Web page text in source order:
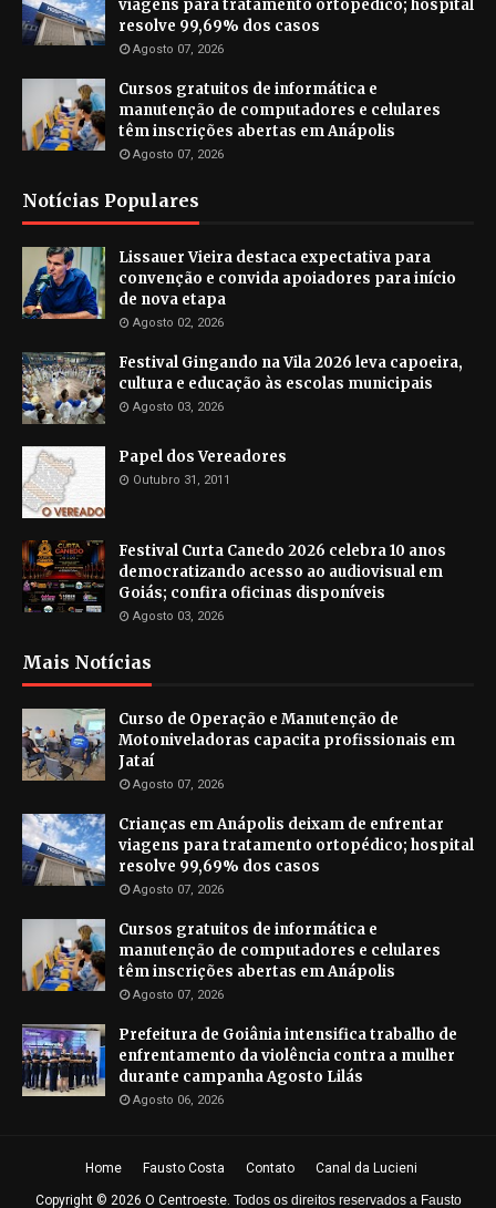
viagens para tratamento ortopédico; hospital
resolve 99,69% dos casos
Agosto 07, 2026
Cursos gratuitos de informática e
manutenção de computadores e celulares
têm inscrições abertas em Anápolis
Agosto 07, 2026
Notícias Populares
Lissauer Vieira destaca expectativa para
convenção e convida apoiadores para início
de nova etapa
Agosto 02, 2026
Festival Gingando na Vila 2026 leva capoeira,
cultura e educação às escolas municipais
Agosto 03, 2026
Papel dos Vereadores
Outubro 31, 2011
Festival Curta Canedo 2026 celebra 10 anos
democratizando acesso ao audiovisual em
Goiás; confira oficinas disponíveis
Agosto 03, 2026
Mais Notícias
Curso de Operação e Manutenção de
Motoniveladoras capacita profissionais em
Jataí
Agosto 07, 2026
Crianças em Anápolis deixam de enfrentar
viagens para tratamento ortopédico; hospital
resolve 99,69% dos casos
Agosto 07, 2026
Cursos gratuitos de informática e
manutenção de computadores e celulares
têm inscrições abertas em Anápolis
Agosto 07, 2026
Prefeitura de Goiânia intensifica trabalho de
enfrentamento da violência contra a mulher
durante campanha Agosto Lilás
Agosto 06, 2026
Home Fausto Costa Contato Canal da Lucieni
Copyright © 2026 O Centroeste. Todos os direitos reservados a Fausto